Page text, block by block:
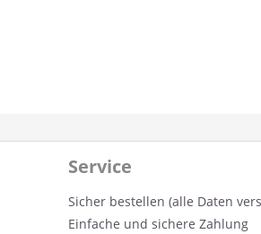
Service
Sicher bestellen (alle Daten
Einfache und sichere Zahlung